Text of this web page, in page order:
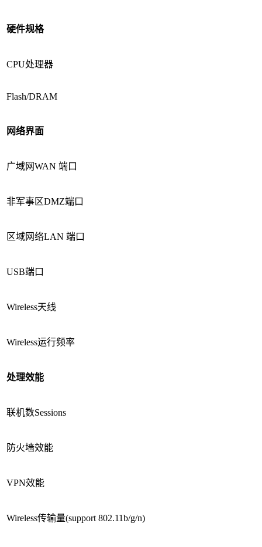
硬件规格
CPU处理器
Flash/DRAM
网络界面
广域网WAN 端口
非军事区DMZ端口
区域网络LAN 端口
USB端口
Wireless天线
Wireless运行频率
处理效能
联机数Sessions
防火墙效能
VPN效能
Wireless传输量(support 802.11b/g/n)